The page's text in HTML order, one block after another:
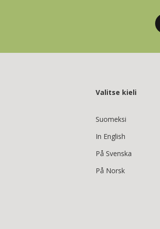
Valitse kieli
Suomeksi
In English
På Svenska
På Norsk